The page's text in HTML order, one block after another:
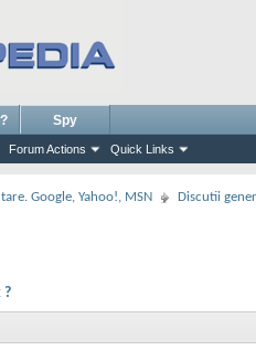
Forum Actions Quick Links
Spy
Google, Yahoo!, MSN
Discutii
?